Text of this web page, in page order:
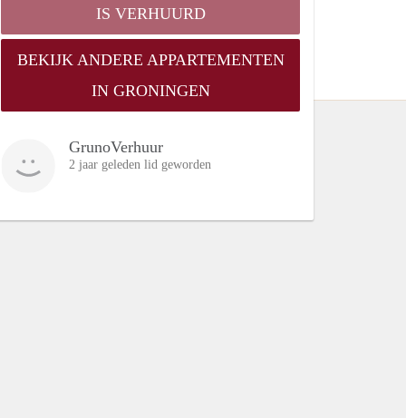
IS VERHUURD
BEKIJK ANDERE APPARTEMENTEN
IN GRONINGEN
GrunoVerhuur
2 jaar geleden lid geworden